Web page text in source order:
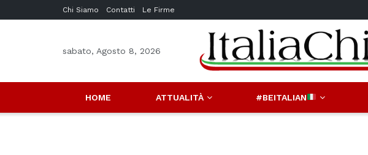
Chi Siamo Contatti Le Firme
sabato, Agosto 8, 2026
HOME ATTUALITÀ #BEITALIAN